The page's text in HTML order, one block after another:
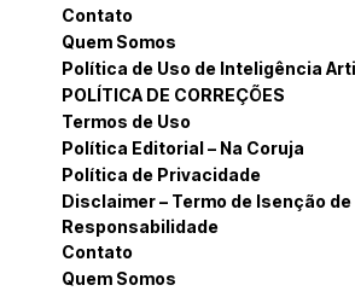
Contato
Quem Somos
Política de Uso de Inteligência
POLÍTICA DE CORREÇÕES
Termos de Uso
Política Editorial – Na Coruja
Política de Privacidade
Disclaimer – Termo de Isenção de
Responsabilidade
Contato
Quem Somos